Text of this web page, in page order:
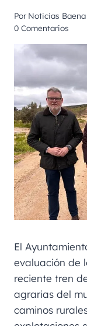
Por Noticias Baena
0 Comentarios
El
evaluación de
reciente tren
agrarias del
caminos